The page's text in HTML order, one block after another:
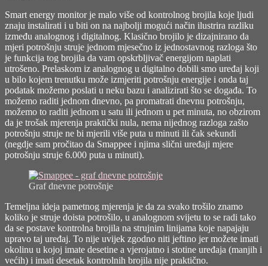
Smart energy monitor je malo više od kontrolnog brojila koje ljudi
znaju instalirati i u biti on na najbolji mogući način ilustrira razliku
između analognog i digitalnog. Klasično brojilo je dizajnirano da
mjeri potrošnju struje jednom mjesečno iz jednostavnog razloga što
je funkcija tog brojila da vam opskrbljivač energijom naplati
utrošeno. Prelaskom iz analognog u digitalno dobili smo uređaj koji
u bilo kojem trenutku može izmjeriti potrošnju energije i onda taj
podatak možemo poslati u neku bazu i analizirati što se događa. To
možemo raditi jednom dnevno, pa promatrati dnevnu potrošnju,
možemo to raditi jednom u satu ili jednom u pet minuta, no obzirom
da je trošak mjerenja praktički nula, nema nijednog razloga zašto
potrošnju struje ne bi mjerili više puta u minuti ili čak sekundi
(negdje sam pročitao da Smappee i njima slični uređaji mjere
potrošnju struje 6.000 puta u minuti).
Graf dnevne potrošnje
Temeljna ideja pametnog mjerenja je da za svako trošilo znamo
koliko je struje doista potrošilo, u analognom svijetu to se radi tako
da se postave kontrolna brojila na strujnim linijama koje napajaju
upravo taj uređaj. To nije uvijek zgodno niti jeftino jer možete imati
okolinu u kojoj imate desetine a vjerojatno i stotine uređaja (manjih i
većih) i imati desetak kontrolnih brojila nije praktično.